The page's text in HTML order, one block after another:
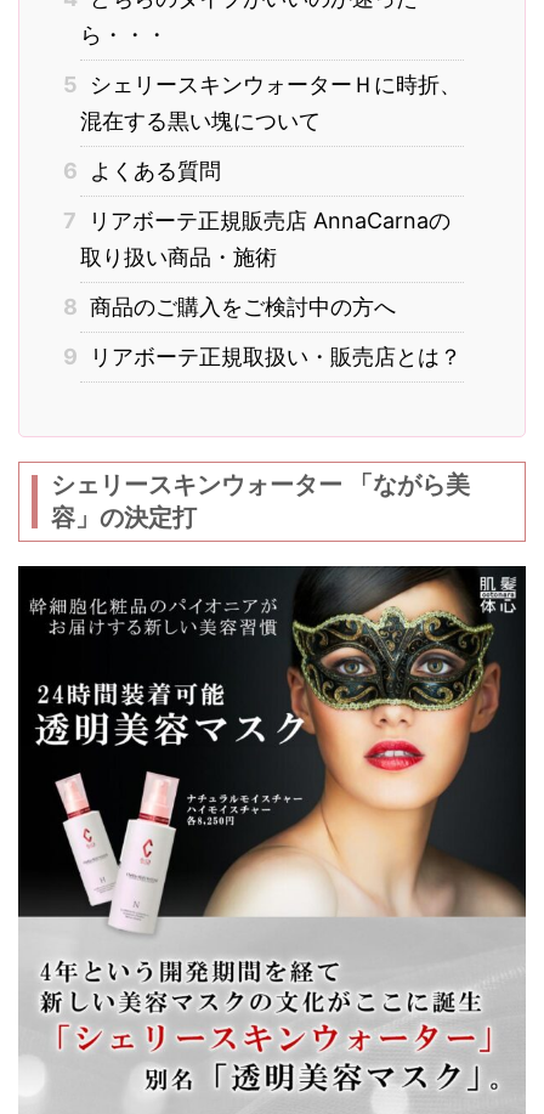
ら・・・
5
シェリースキンウォーターＨに時折、
混在する黒い塊について
6
よくある質問
7
リアボーテ正規販売店 AnnaCarnaの
取り扱い商品・施術
8 商品のご購入をご検討中の方へ
9
リアボーテ正規取扱い・販売店とは？
シェリースキンウォーター 「ながら美
容」の決定打